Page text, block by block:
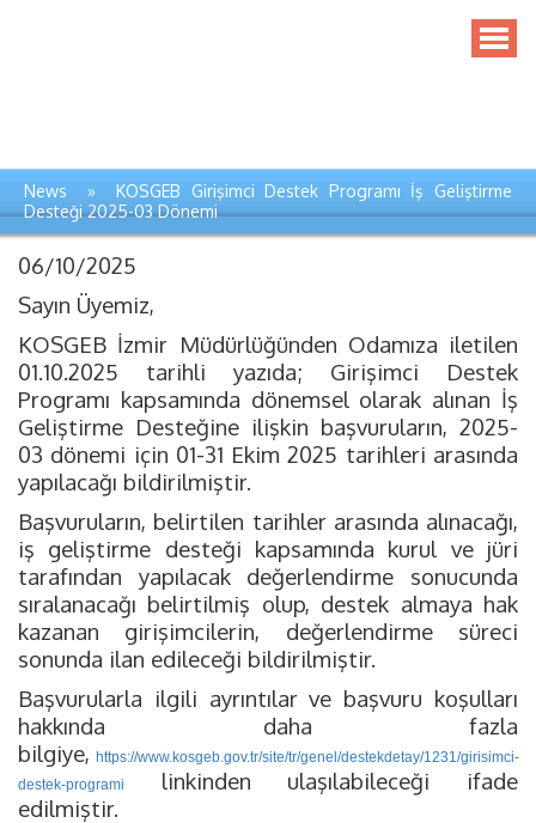
News » KOSGEB Girişimci Destek Programı İş Geliştirme
Desteği 2025-03 Dönemi
06/10/2025
Sayın Üyemiz,
KOSGEB İzmir Müdürlüğünden Odamıza iletilen
01.10.2025 tarihli yazıda; Girişimci Destek
Programı kapsamında dönemsel olarak alınan İş
Geliştirme Desteğine ilişkin başvuruların, 2025-
03 dönemi için 01-31 Ekim 2025 tarihleri arasında
yapılacağı bildirilmiştir.
Başvuruların, belirtilen tarihler arasında alınacağı,
iş geliştirme desteği kapsamında kurul ve jüri
tarafından yapılacak değerlendirme sonucunda
sıralanacağı belirtilmiş olup, destek almaya hak
kazanan girişimcilerin, değerlendirme süreci
sonunda ilan edileceği bildirilmiştir.
Başvurularla ilgili ayrıntılar ve başvuru koşulları
hakkında daha fazla
bilgiye, https://www.kosgeb.gov.tr/site/tr/genel/destekdetay/1231/girisimci-
destek-programi
linkinden ulaşılabileceği ifade
edilmiştir.